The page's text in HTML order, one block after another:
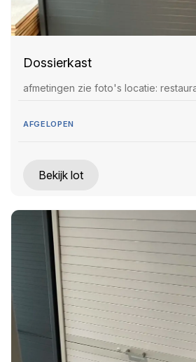
Dossierkast
afmetingen zie foto's locatie:
AFGELOPEN
Bekijk lot